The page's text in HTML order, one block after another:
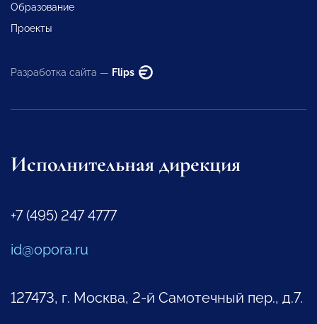
Образование
Проекты
Разработка сайта — Flips
Исполнительная дирекция
+7 (495) 247 4777
id@opora.ru
127473, г. Москва, 2-й Самотечный пер., д.7.